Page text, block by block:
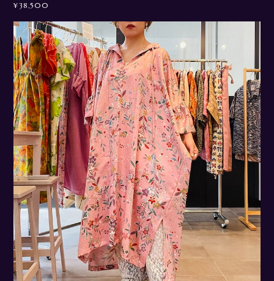
¥38,500